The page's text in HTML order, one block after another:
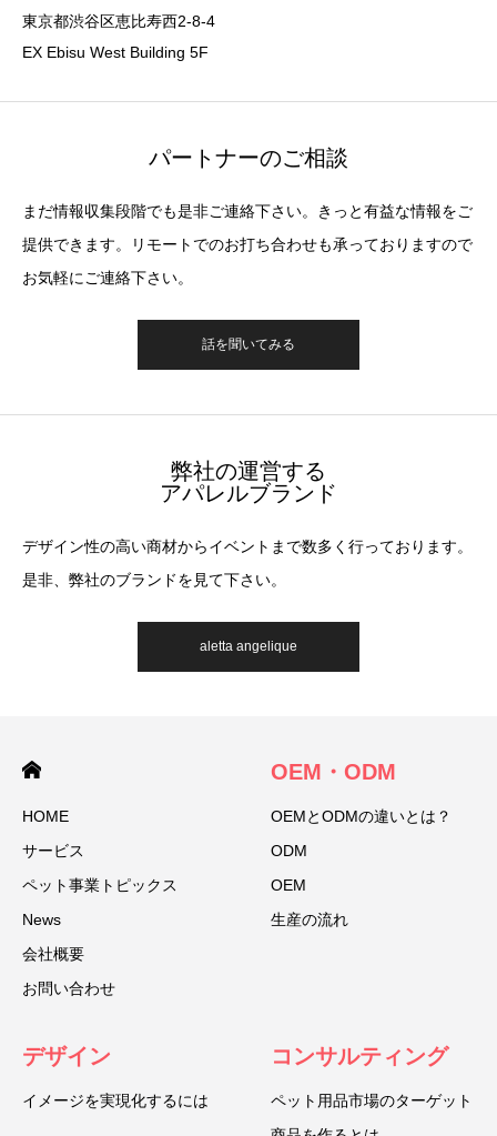
東京都渋谷区恵比寿西2-8-4
EX Ebisu West Building 5F
パートナーのご相談
まだ情報収集段階でも是非ご連絡下さい。きっと有益な情報をご
提供できます。リモートでのお打ち合わせも承っておりますので
お気軽にご連絡下さい。
話を聞いてみる
弊社の運営する
アパレルブランド
デザイン性の高い商材からイベントまで数多く行っております。
是非、弊社のブランドを見て下さい。
aletta angelique
HOME
サービス
ペット事業トピックス
News
会社概要
お問い合わせ
OEM・ODM
OEMとODMの違いとは？
ODM
OEM
生産の流れ
デザイン
イメージを実現化するには
コンサルティング
ペット用品市場のターゲット